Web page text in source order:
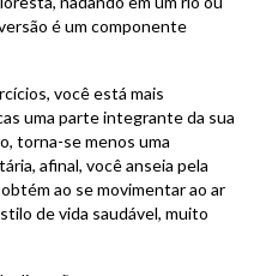
é um componente
você está mais
uma parte integrante da sua
torna-se menos uma
afinal, você anseia pela
ao se movimentar ao ar
de vida saudável, muito